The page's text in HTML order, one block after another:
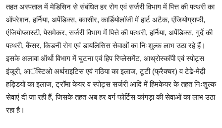
तहत अस्पताल में मेडिसिन से संबंधित हर रोग एवं सर्जरी विभाग में पित्त की पत्थरी का
ऑपरेशन, हर्निया, अपेंडिक्स, बवासीर, कार्डियोलाॅजी में हार्ट अटैक, एंजियोग्राफी,
एंजियोप्लास्टी, पेसमेकर, सर्जरी विभाग में पित्ते की पत्थरी, हर्निया, अपेंडिक्स, गुर्दे की
पत्थरी, कैंसर, किडनी रोग एवं डायलिसिस सेवाओं का निःशुल्क लाभ उठा रहे हैं।
इसके अलावा ऑर्थो विभाग में घुटना एवं हिप रिप्लेसमेंट, आथ्रोस्काॅपी एवं स्पोट्र्स
इंजूरी, आॅस्टिओ अर्थराइटिस एवं गठिया का इलाज, टूटी (फ्रैक्चर) व टेढे-मेढी़
हड्डियों का इलाज, ट्राॅमा केयर व स्पोट्र्स सर्जरी आदि में हिमकेयर के तहत निःशुल्क
सेवाएं दी जा रही हैं, जिसके तहत अब हर वर्ग फोर्टिस कांगड़ा की सेवाओं का लाभ उठा
रहा है।